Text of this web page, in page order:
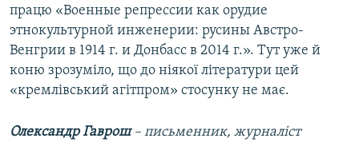
працю «Военные репрессии как орудие
этнокультурной инженерии: русины Австро-
Венгрии в 1914 г. и Донбасс в 2014 г.». Тут уже й
коню зрозуміло, що до ніякої літератури цей
«кремлівський агітпром» стосунку не має.
Олександр Гаврош– письменник, журналіст